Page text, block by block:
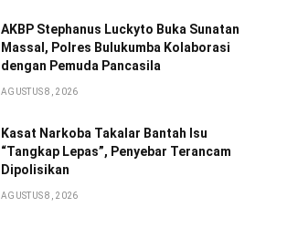
AKBP Stephanus Luckyto Buka Sunatan
Massal, Polres Bulukumba Kolaborasi
dengan Pemuda Pancasila
AGUSTUS 8, 2026
Kasat Narkoba Takalar Bantah Isu
“Tangkap Lepas”, Penyebar Terancam
Dipolisikan
AGUSTUS 8, 2026